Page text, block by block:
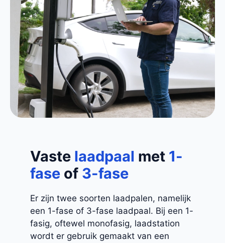
Vaste laadpaal met 1-
fase of 3-fase
Er zijn twee soorten laadpalen, namelijk
een 1-fase of 3-fase laadpaal. Bij een 1-
fasig, oftewel monofasig, laadstation
wordt er gebruik gemaakt van een